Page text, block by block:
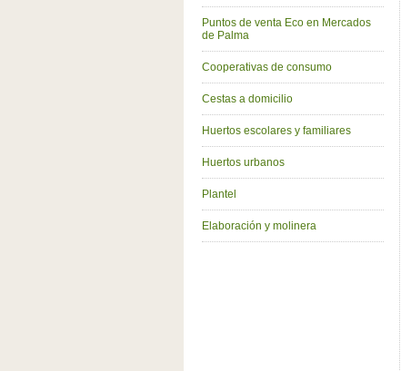
Puntos de venta Eco en Mercados
de Palma
Cooperativas de consumo
Cestas a domicilio
Huertos escolares y familiares
Huertos urbanos
Plantel
Elaboración y molinera